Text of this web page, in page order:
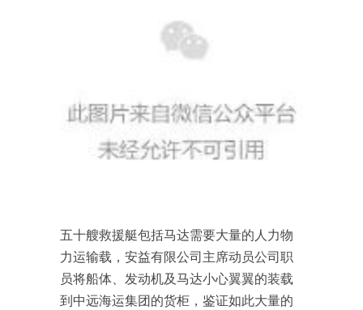
五十艘救援艇包括马达需要大量的人力物
力运输载，安益有限公司主席动员公司职
员将船体、发动机及马达小心翼翼的装载
到中远海运集团的货柜，鉴证如此大量的